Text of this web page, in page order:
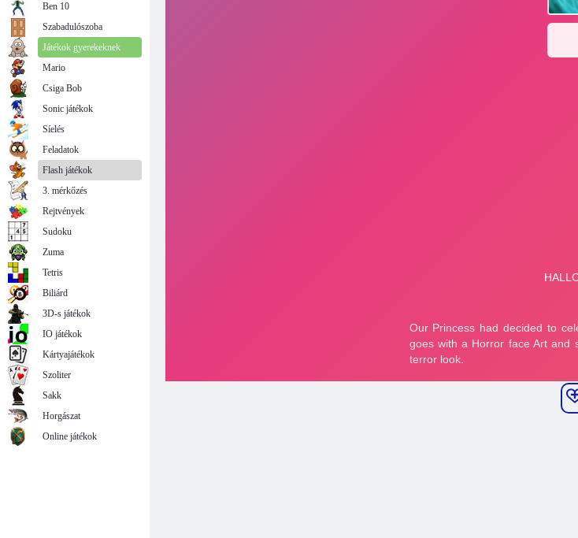
Ben 10
Szabadulószoba
Játékok gyerekeknek
Mario
Csiga Bob
Sonic játékok
Síelés
Feladatok
Flash játékok
3. mérkőzés
Rejtvények
Sudoku
Zuma
Tetris
Biliárd
3D-s játékok
IO játékok
Kártyajátékok
Szoliter
Sakk
Horgászat
Online játékok